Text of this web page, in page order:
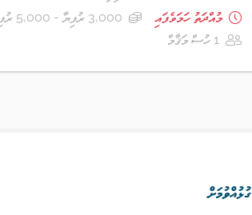
މުއްދަތު ހަމަވެފައި
3,000 ރުފިޔާ - 5,000 ރުފިޔާ
1 ހުސް މަޤާމް
ގުޅުއްވުމަށް